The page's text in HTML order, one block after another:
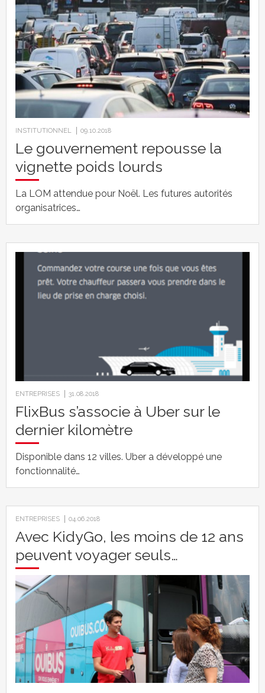
INSTITUTIONNEL 09.10.2018
Le gouvernement repousse la
vignette poids lourds
La LOM attendue pour Noël. Les futures autorités
organisatrices…
ENTREPRISES 31.08.2018
FlixBus s’associe à Uber sur le
dernier kilomètre
Disponible dans 12 villes. Uber a développé une
fonctionnalité…
ENTREPRISES 04.06.2018
Avec KidyGo, les moins de 12 ans
peuvent voyager seuls…